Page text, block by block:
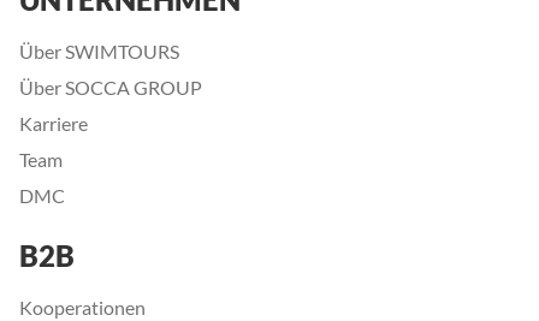
Über SWIMTOURS
Über SOCCA GROUP
Karriere
Team
DMC
B2B
Kooperationen